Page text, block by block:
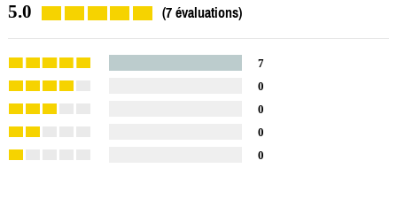
5.0 (7 évaluations)
7
0
0
0
0